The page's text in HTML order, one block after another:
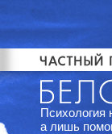
Психология
а лишь